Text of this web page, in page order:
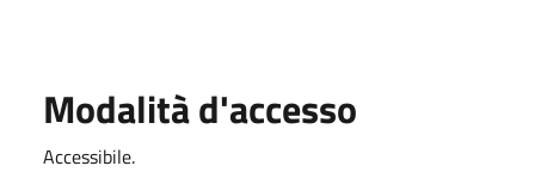
Modalità d'accesso
Accessibile.